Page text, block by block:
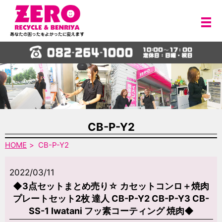
メ
CB-P-Y2
HOME CB-P-Y2
2022/03/11
◆3点セットまとめ売り☆ カセットコンロ＋焼肉
プレートセット2枚 達人 CB-P-Y2 CB-P-Y3 CB-
SS-1 Iwatani フッ素コーティング 焼肉◆